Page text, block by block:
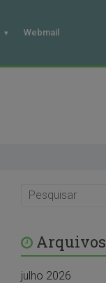
Webmail
Arquivos
julho 2026